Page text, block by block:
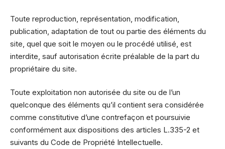
Toute reproduction, représentation, modification,
publication, adaptation de tout ou partie des éléments du
site, quel que soit le moyen ou le procédé utilisé, est
interdite, sauf autorisation écrite préalable de la part du
propriétaire du site.
Toute exploitation non autorisée du site ou de l’un
quelconque des éléments qu’il contient sera considérée
comme constitutive d’une contrefaçon et poursuivie
conformément aux dispositions des articles L.335-2 et
suivants du Code de Propriété Intellectuelle.